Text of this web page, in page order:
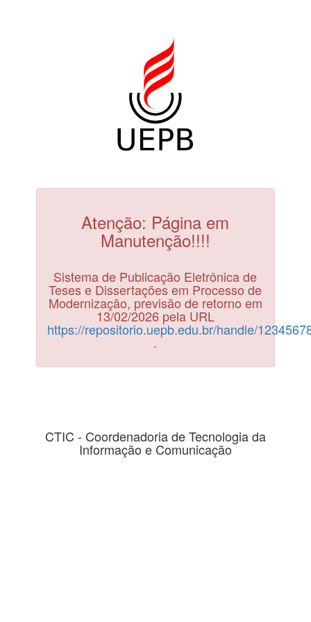
Atenção: Página em
Manutenção!!!!
Sistema de Publicação Eletrônica de
Teses e Dissertações em Processo de
Modernização, previsão de retorno em
13/02/2026 pela URL
https://repositorio.uepb.edu.br/handle/
.
CTIC - Coordenadoria de Tecnologia da
Informação e Comunicação